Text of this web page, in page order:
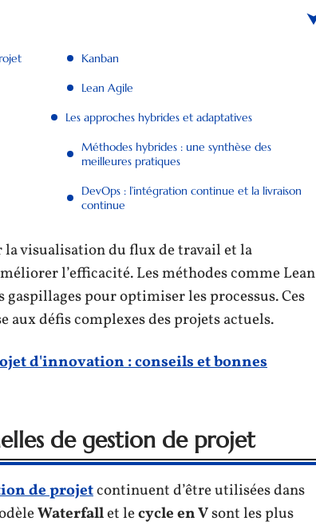
Kanban
Lean Agile
Les approches hybrides et adaptatives
Méthodes hybrides : une synthèse des
meilleures pratiques
DevOps : l’intégration continue et la livraison
continue
la visualisation du flux de travail et la
l’efficacité. Les méthodes comme Lean
pour optimiser les processus. Ces
défis complexes des projets actuels.
d'innovation : conseils et bonnes
de gestion de projet
de projetcontinuent d’être utilisées dans
Waterfallet lecycle en Vsont les plus